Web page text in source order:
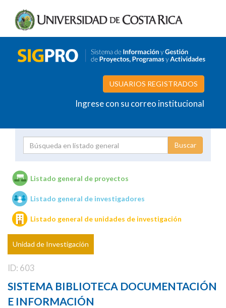
USUARIOS REGISTRADOS
Ingrese con su correo institucional
Unidades de investigación
Listado general de proyectos
Listado general de investigadores
Listado general de unidades de investigación
Unidad de Investigación
ID: 603
SISTEMA BIBLIOTECA DOCUMENTACIÓN
E INFORMACIÓN